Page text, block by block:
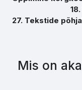
18.
27. Tekstide
Mis on